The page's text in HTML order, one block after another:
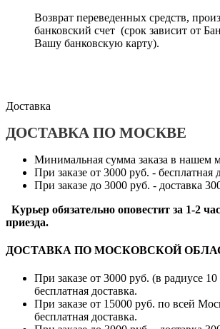
Возврат переведенных средств,
банковский счет (срок зависит от
Вашу банковскую карту).
Доставка
ДОСТАВКА ПО МОСКВЕ
Минимальная сумма заказа в нашем
При заказе от 3000 руб. - бесплатная
При заказе до 3000 руб. - доставка
Курьер обязательно оповестит за 1-2
приезда.
ДОСТАВКА ПО МОСКОВСКОЙ
При заказе от 3000 руб. (в радиусе
бесплатная доставка.
При заказе от 15000 руб. по всей
бесплатная доставка.